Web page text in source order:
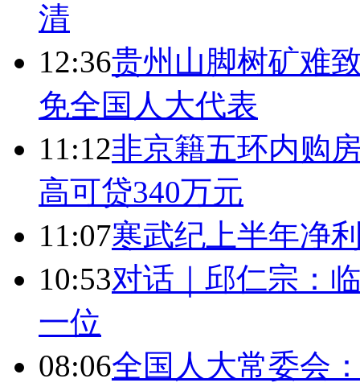
清
12:36贵州山脚树矿难
免全国人大代表
11:12非京籍五环内购
高可贷340万元
11:07寒武纪上半年净
10:53对话｜邱仁宗：
一位
08:06全国人大常委会